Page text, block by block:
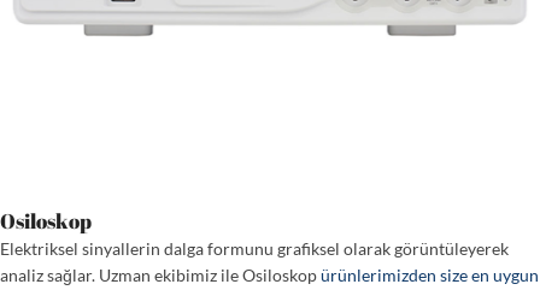
Osiloskop
Elektriksel sinyallerin dalga formunu grafiksel olarak görüntüleyerek
analiz sağlar. Uzman ekibimiz ile Osiloskopürünlerimizden size en uygun